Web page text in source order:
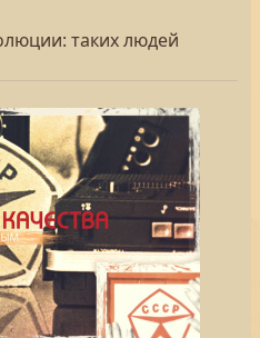
таких людей